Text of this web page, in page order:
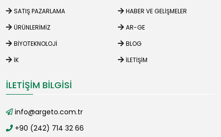
SATIŞ PAZARLAMA
HABER VE GELIŞMELER
ÜRÜNLERIMIZ
AR-GE
BIYOTEKNOLOJI
BLOG
İK
İLETIŞIM
İLETIŞIM BILGISI
info@argeto.com.tr
+90 (242) 714 32 66